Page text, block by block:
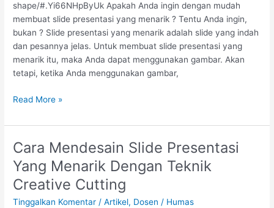
shape/#.Yi66NHpByUk Apakah Anda ingin dengan mudah
membuat slide presentasi yang menarik ? Tentu Anda ingin,
bukan ? Slide presentasi yang menarik adalah slide yang indah
dan pesannya jelas. Untuk membuat slide presentasi yang
menarik itu, maka Anda dapat menggunakan gambar. Akan
tetapi, ketika Anda menggunakan gambar,
Shape
Read More »
Cara Mendesain Slide Presentasi
Yang Menarik Dengan Teknik
Creative Cutting
Tinggalkan Komentar /Artikel, Dosen / Humas
Cara
Mendesain
Slide
Presentasi
Yang